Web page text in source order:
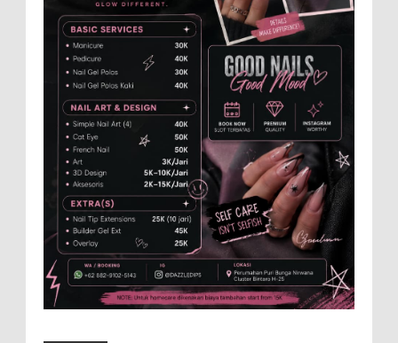
Indonesia dan Vietnam tidak dilewatkan
begitu saha oleh penggemar bola, termasuk karang
taruna bahkan mere...
Dukung Pariwisata Polres Magetan Turut
Ambil Bagian Trail Run Ring of Lawu 2026
Istimewa MEMOPOS.co.id, Magetan -!
Kapolres Magetan AKBP Dr. Raden Erik
Bangun Prakasa, S.H., S.I.K., M.M., turut ambil bagian
dalam ajang b...
Dari SiLPA Rp90 Miliar hingga Masalah
Air Bersih, Bupati Blora Beberkan Solusi
di Paripurna DPRD
BLORA – Suasana berbeda mewarnai
Rapat Paripurna DPRD Kabupaten Blora, Selasa